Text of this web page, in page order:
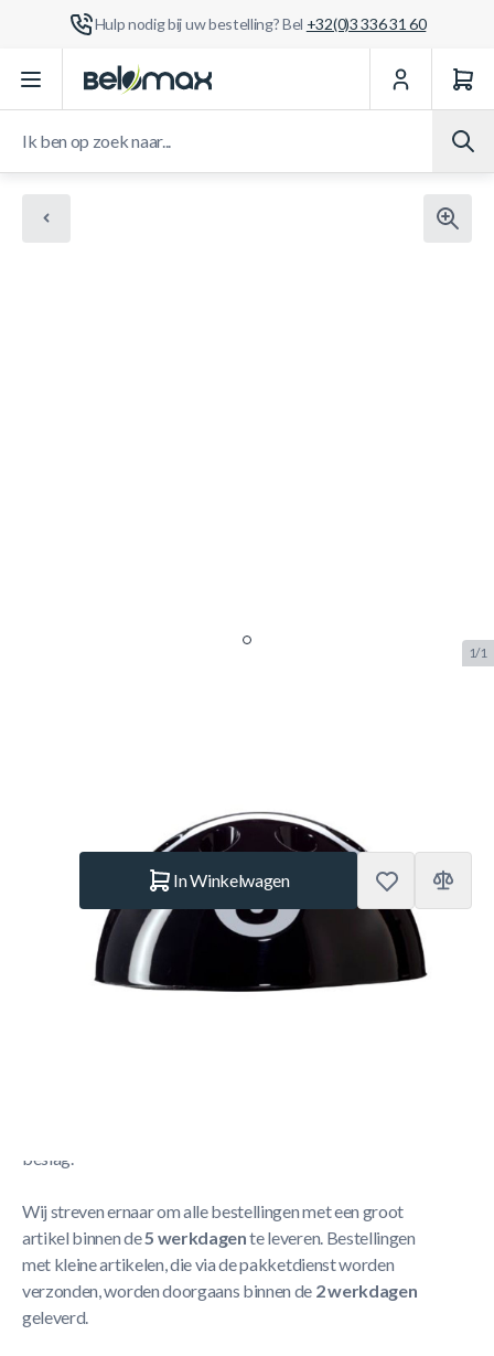
Hulp nodig bij uw bestelling? Bel +32(0)3 336 31 60
Ga naar de inhoud
1/1
In Winkelwagen
Korte Beschrijving
beslag.
Wij streven ernaar om alle bestellingen met een groot
artikel binnen de5 werkdagente leveren. Bestellingen
met kleine artikelen, die via de pakketdienst worden
verzonden, worden doorgaans binnen de 2 werkdagen
geleverd.